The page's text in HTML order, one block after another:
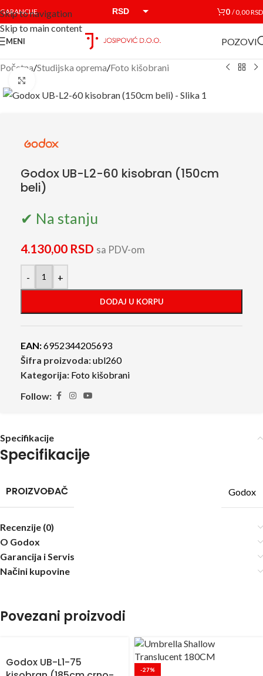
Skip to navigation
Skip to main content
GARANCIJE RSD 0 /0,00RSD
MENI POZOVI
Početna/Studijska oprema/Foto kišobrani
Godox UB-L2-60 kisobran (150cm
beli)
✔ Na stanju
4.130,00 RSD sa PDV-om
- +
DODAJ U KORPU
EAN:6952344205693
Šifra proizvoda:ubl260
Kategorija: Foto kišobrani
Follow:
Specifikacije
Specifikacije
PROIZVOĐAČ Godox
Recenzije (0)
O Godox
Garancija i Servis
Načini kupovine
Povezani proizvodi
Godox UB-L1-75
-27%